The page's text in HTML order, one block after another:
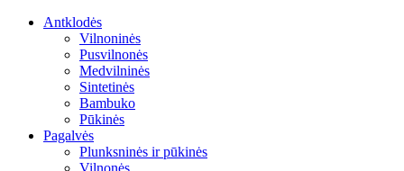
Antklodės
Vilnoninės
Pusvilnonės
Medvilninės
Sintetinės
Bambuko
Pūkinės
Pagalvės
Plunksninės ir pūkinės
Vilnonės